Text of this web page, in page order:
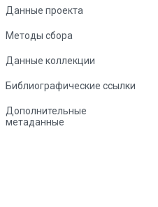
Данные проекта
Методы сбора
Данные коллекции
Библиографические ссылки
Дополнительные
метаданные